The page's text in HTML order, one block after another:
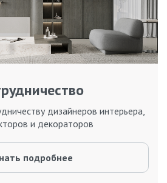
дизайнеров интерьера,
и декораторов
подробнее